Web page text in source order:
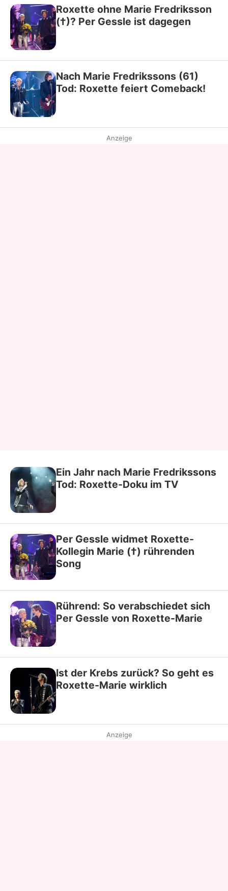
Roxette ohne Marie Fredriksson
(†)? Per Gessle ist dagegen
Nach Marie Fredrikssons (61)
Tod: Roxette feiert Comeback!
Anzeige
Ein Jahr nach Marie Fredrikssons
Tod: Roxette-Doku im TV
Per Gessle widmet Roxette-
Kollegin Marie (†) rührenden
Song
Rührend: So verabschiedet sich
Per Gessle von Roxette-Marie
Ist der Krebs zurück? So geht es
Roxette-Marie wirklich
Anzeige